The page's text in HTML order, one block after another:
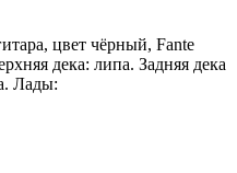
цвет чёрный, Fante
дека: липа. Задняя дека
Лады: